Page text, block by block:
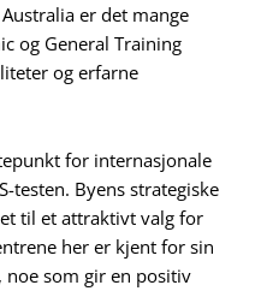
er det mange
og General Training
og erfarne
for internasjonale
testen. Byens strategiske
til et attraktivt valg for
her er kjent for sin
som gir en positiv